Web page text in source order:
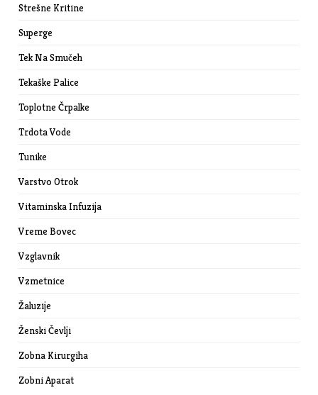
Strešne Kritine
Superge
Tek Na Smučeh
Tekaške Palice
Toplotne Črpalke
Trdota Vode
Tunike
Varstvo Otrok
Vitaminska Infuzija
Vreme Bovec
Vzglavnik
Vzmetnice
Žaluzije
Ženski Čevlji
Zobna Kirurgiha
Zobni Aparat